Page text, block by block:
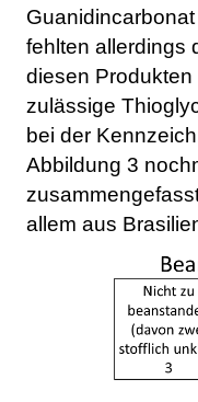
fehlten allerdings
diesen
zulässige
bei der
Abbildung 3
allem aus